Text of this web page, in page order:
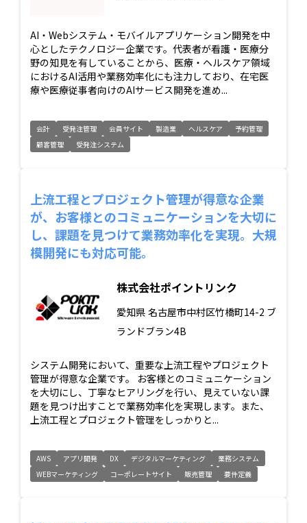
AI・Webシステム・モバイルアプリケーション開発を中
心としたテクノロジー企業です。代表者が看護・医療分
野の知見を有していることから、医療・ヘルスケア領域
におけるAI活用や業務効率化にも注力しており、在宅医
療や医療従事者向けのAIサービス開発を進め...
会計 受発注管理 会員サイト 製造業 ヘルスケア
予約管理
顧客管理
受発注システム
上流工程とプロジェクト管理が得意な企業
が、お客様とのコミュニケーションを大切に
し、課題を見つけて業務効率化を実現。大規
模開発にも対応可能。
株式会社ポイントリンク
愛知県 名古屋市中村区竹橋町14-2 ブ
ランドブラン4B
システム開発において、重要な上流工程やプロジェクト
管理が得意な企業です。 お客様とのコミュニケーション
を大切にし、丁寧なヒアリングを行い、見えていない課
題を見つけ出すことで業務効率化を実現します。また、
上流工程とプロジェクト管理をしっかりと...
AWS アプリ開発 DX デジタルマーケティング
業務システム
WEBマーケティング
コーポレートサイト 販売管理 要件定義